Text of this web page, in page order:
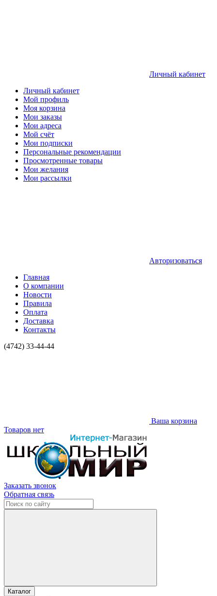
Личный кабинет
Личный кабинет
Мой профиль
Моя корзина
Мои заказы
Мои адреса
Мой счёт
Мои подписки
Персональные рекомендации
Просмотренные товары
Мои желания
Мои рассылки
Авторизоваться
Главная
О компании
Новости
Правила
Оплата
Доставка
Контакты
(4742) 33-44-44
Ваша корзина
Товаров нет
Заказать звонок
Обратная связь
Каталог